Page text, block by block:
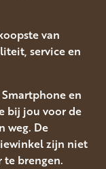
van
service en
en
bij jou voor de
weg. De
zijn niet
te brengen.